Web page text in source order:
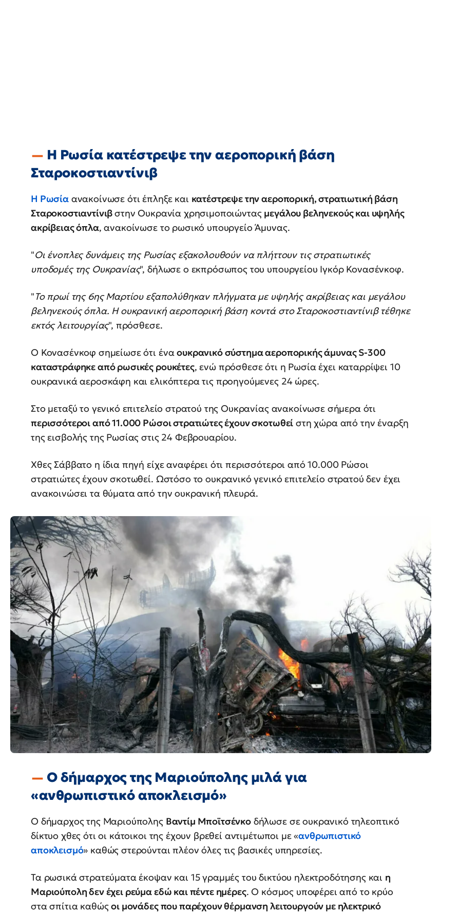
Η Ρωσία κατέστρεψε την αεροπορική βάση
Σταροκοστιαντίνιβ
Η Ρωσίαανακοίνωσε ότι έπληξε και κατέστρεψε την αεροπορική, στρατιωτική βάση
Σταροκοστιαντίνιβστην Ουκρανία χρησιμοποιώντας μεγάλου βεληνεκούς και υψηλής
ακρίβειας όπλα, ανακοίνωσε το ρωσικό υπουργείο Άμυνας.
"Οι ένοπλες δυνάμεις της Ρωσίας εξακολουθούν να πλήττουν τις στρατιωτικές
υποδομές της Ουκρανίας", δήλωσε ο εκπρόσωπος του υπουργείου Ιγκόρ Κονασένκοφ.
"Το πρωί της 6ης Μαρτίου εξαπολύθηκαν πλήγματα με υψηλής ακρίβειας και μεγάλου
βεληνεκούς όπλα. Η ουκρανική αεροπορική βάση κοντά στο Σταροκοστιαντίνιβ τέθηκε
εκτός λειτουργίας", πρόσθεσε.
Ο Κονασένκοφ σημείωσε ότι έναουκρανικό σύστημα αεροπορικής άμυνας S-300
καταστράφηκε από ρωσικές ρουκέτες, ενώ πρόσθεσε ότι η Ρωσία έχει καταρρίψει 10
ουκρανικά αεροσκάφη και ελικόπτερα τις προηγούμενες 24 ώρες.
Στο μεταξύ το γενικό επιτελείο στρατού της Ουκρανίας ανακοίνωσε σήμερα ότι
περισσότεροι από 11.000 Ρώσοι στρατιώτες έχουν σκοτωθεί στη χώρα από την έναρξη
της εισβολής της Ρωσίας στις 24 Φεβρουαρίου.
Χθες Σάββατο η ίδια πηγή είχε αναφέρει ότι περισσότεροι από 10.000 Ρώσοι
στρατιώτες έχουν σκοτωθεί. Ωστόσο το ουκρανικό γενικό επιτελείο στρατού δεν έχει
ανακοινώσει τα θύματα από την ουκρανική πλευρά.
Ο δήμαρχος της Μαριούπολης μιλά για
«ανθρωπιστικό αποκλεισμό»
Ο δήμαρχος της Μαριούπολης Βαντίμ Μποϊτσένκοδήλωσε σε ουκρανικό τηλεοπτικό
δίκτυο χθες ότι οι κάτοικοι της έχουν βρεθεί αντιμέτωποι με «ανθρωπιστικό
αποκλεισμό» καθώς στερούνται πλέον όλες τις βασικές υπηρεσίες.
Τα ρωσικά στρατεύματα έκοψαν και 15 γραμμές του δικτύου ηλεκτροδότησης και η
Μαριούπολη δεν έχει ρεύμα εδώ και πέντε ημέρες. Ο κόσμος υποφέρει από το κρύο
στα σπίτια καθώςοι μονάδες που παρέχουν θέρμανση λειτουργούν με ηλεκτρικό